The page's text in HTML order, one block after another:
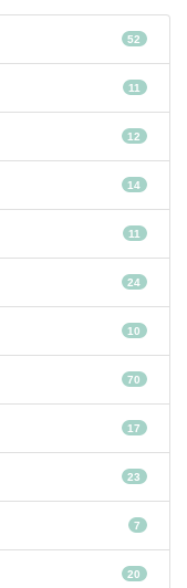
52
11
12
14
11
24
10
70
17
23
7
20